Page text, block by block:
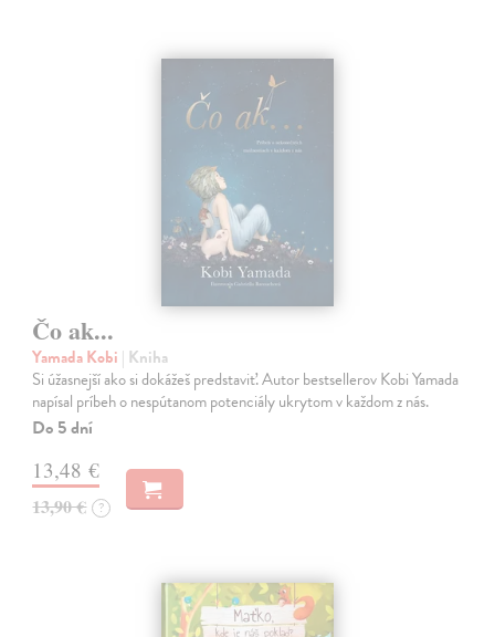
Čo ak...
Yamada Kobi | Kniha
Si úžasnejší ako si dokážeš predstaviť. Autor bestsellerov Kobi Yamada
napísal príbeh o nespútanom potenciály ukrytom v každom z nás.
Do 5 dní
13,48 €
13,90 € ?